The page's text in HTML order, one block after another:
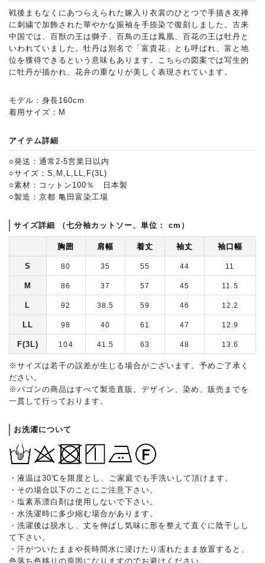
戦後まもなくにあつらえられた嫁入り衣裳のひとつで手描き友禅
に刺繍で加飾された華やかな振袖を手捺染で復刻しました。古来
中国では、百獣の王は獅子、百鳥の王は鳳凰、百花の王は牡丹と
いわれていました。牡丹は別名で「富貴花」とも呼ばれ、富と地
位を獲得できるという意味もあります。こちらの図案では写生的
に牡丹が描かれ、花弁の重なりが美しく表現されています。
モデル：身長160cm
着用サイズ：M
アイテム詳細
○発送：通常2-5営業日以内
○サイズ：S,M,L,LL,F(3L)
○素材：コットン100％ 日本製
○製造：京都 亀田富染工場
サイズ詳細 （七分袖カットソー、単位： cm）
胸囲 肩幅 着丈 袖丈 袖口幅
S 80 35 55 44 11
M 86 37 57 45 11.5
L 92 38.5 59 46 12.2
LL 98 40 61 47 12.9
F(3L) 104 41.5 63 48 13.6
※サイズは若干の誤差が生じる場合がございます。予めご了承く
ださい。
※パゴンの商品はすべて製造直販。デザイン、染め、販売までを
一貫して行っております。
お洗濯について
・液温は30℃を限度とし、ご家庭でも手洗いして頂けます。
・その場合以下のことにご注意下さい。
・塩素系漂白剤は使用しないで下さい。
・水洗濯時に多少縮む場合があります。
・洗濯後は脱水し、丈を伸ばし気味に形を整えて直ぐに陰干しし
て下さい。
・汗がついたままや長時間水に浸けたり濡れたまま放置すると、
色落ち色移りの原因になりますのでお避けください。